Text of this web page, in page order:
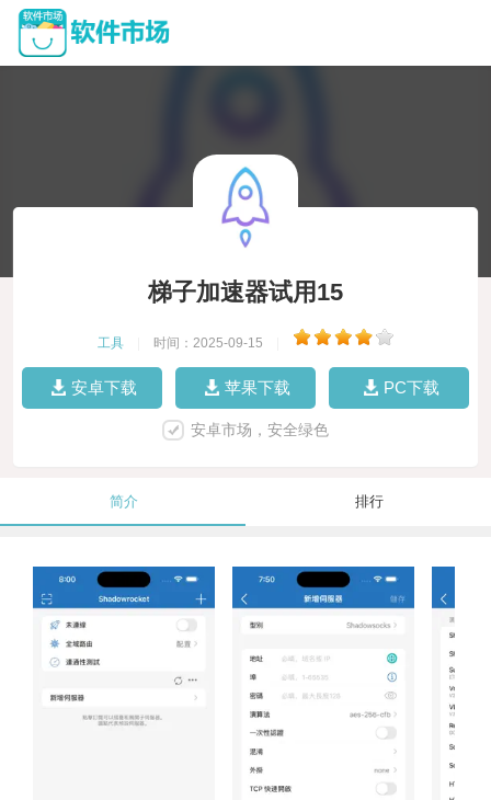
梯子加速器试用15
工具 时间：2025-09-15
安卓下载 苹果下载 PC下载
安卓市场，安全绿色
简介 排行